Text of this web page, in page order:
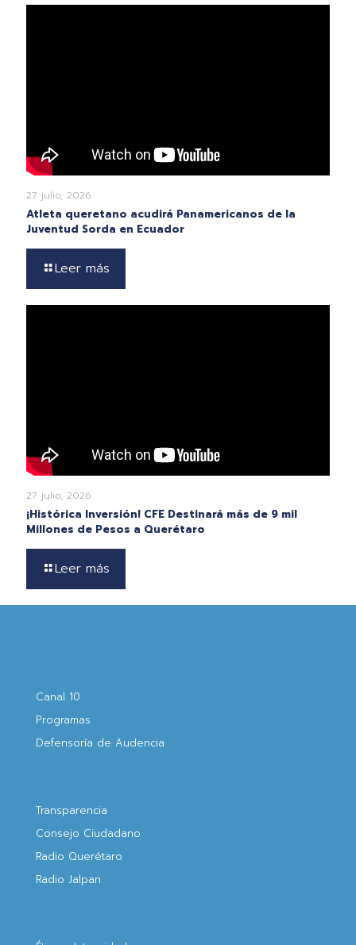
27 julio, 2026
Atleta queretano acudirá Panamericanos de la
Juventud Sorda en Ecuador
Leer más
27 julio, 2026
¡Histórica Inversión! CFE Destinará más de 9 mil
Millones de Pesos a Querétaro
Leer más
Canal 10
Programas
Defensoría de Audencia
Transparencia
Consejo Ciudadano
Radio Querétaro
Radio Jalpan